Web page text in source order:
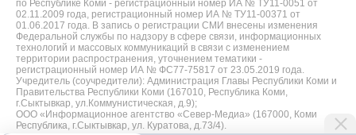
по Республике Коми - регистрационный номер ИА № ТУ11-0051 от
02.11.2009 года, регистрационный номер ИА № ТУ11-00371 от
01.06.2017 года. В запись о регистрации СМИ внесены изменения
Федеральной службы по надзору в сфере связи, информационных
технологий и массовых коммуникаций в связи с изменением
территории распространения, уточнением тематики -
регистрационный номер ИА № ФС77-75817 от 23.05.2019 года.
Учредитель (соучредители): Администрация Главы Республики Коми и
Правительства Республики Коми (167010, Республика Коми,
г.Сыктывкар, ул.Коммунистическая, д.9);
ООО «Информационное агентство «Север-Медиа» (167000, Коми
Республика, г.Сыктывкар, ул. Куратова, д.73/4).